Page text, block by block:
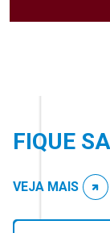
FIQUE
VEJA MAIS